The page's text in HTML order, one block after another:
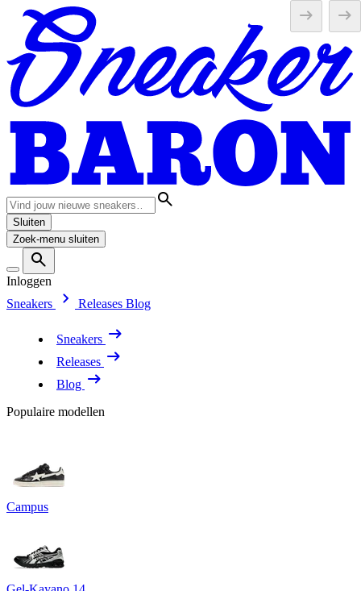
Sluiten
Zoek-menu sluiten
Inloggen
Sneakers
Releases Blog
Sneakers
Releases
Blog
Populaire modellen
Campus